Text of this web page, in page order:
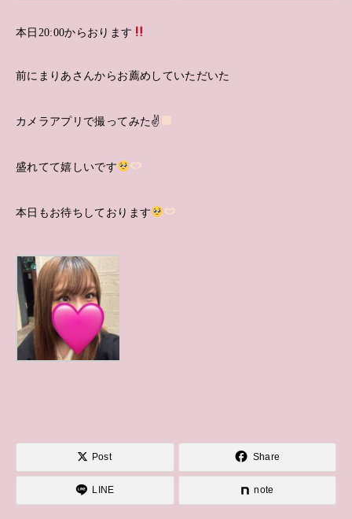
本日20:00からおります
前にまりあさんからお薦めしていただいた
カメラアプリで撮ってみた✌
盛れてて嬉しいです
本日もお待ちしております
Post Share
LINE note